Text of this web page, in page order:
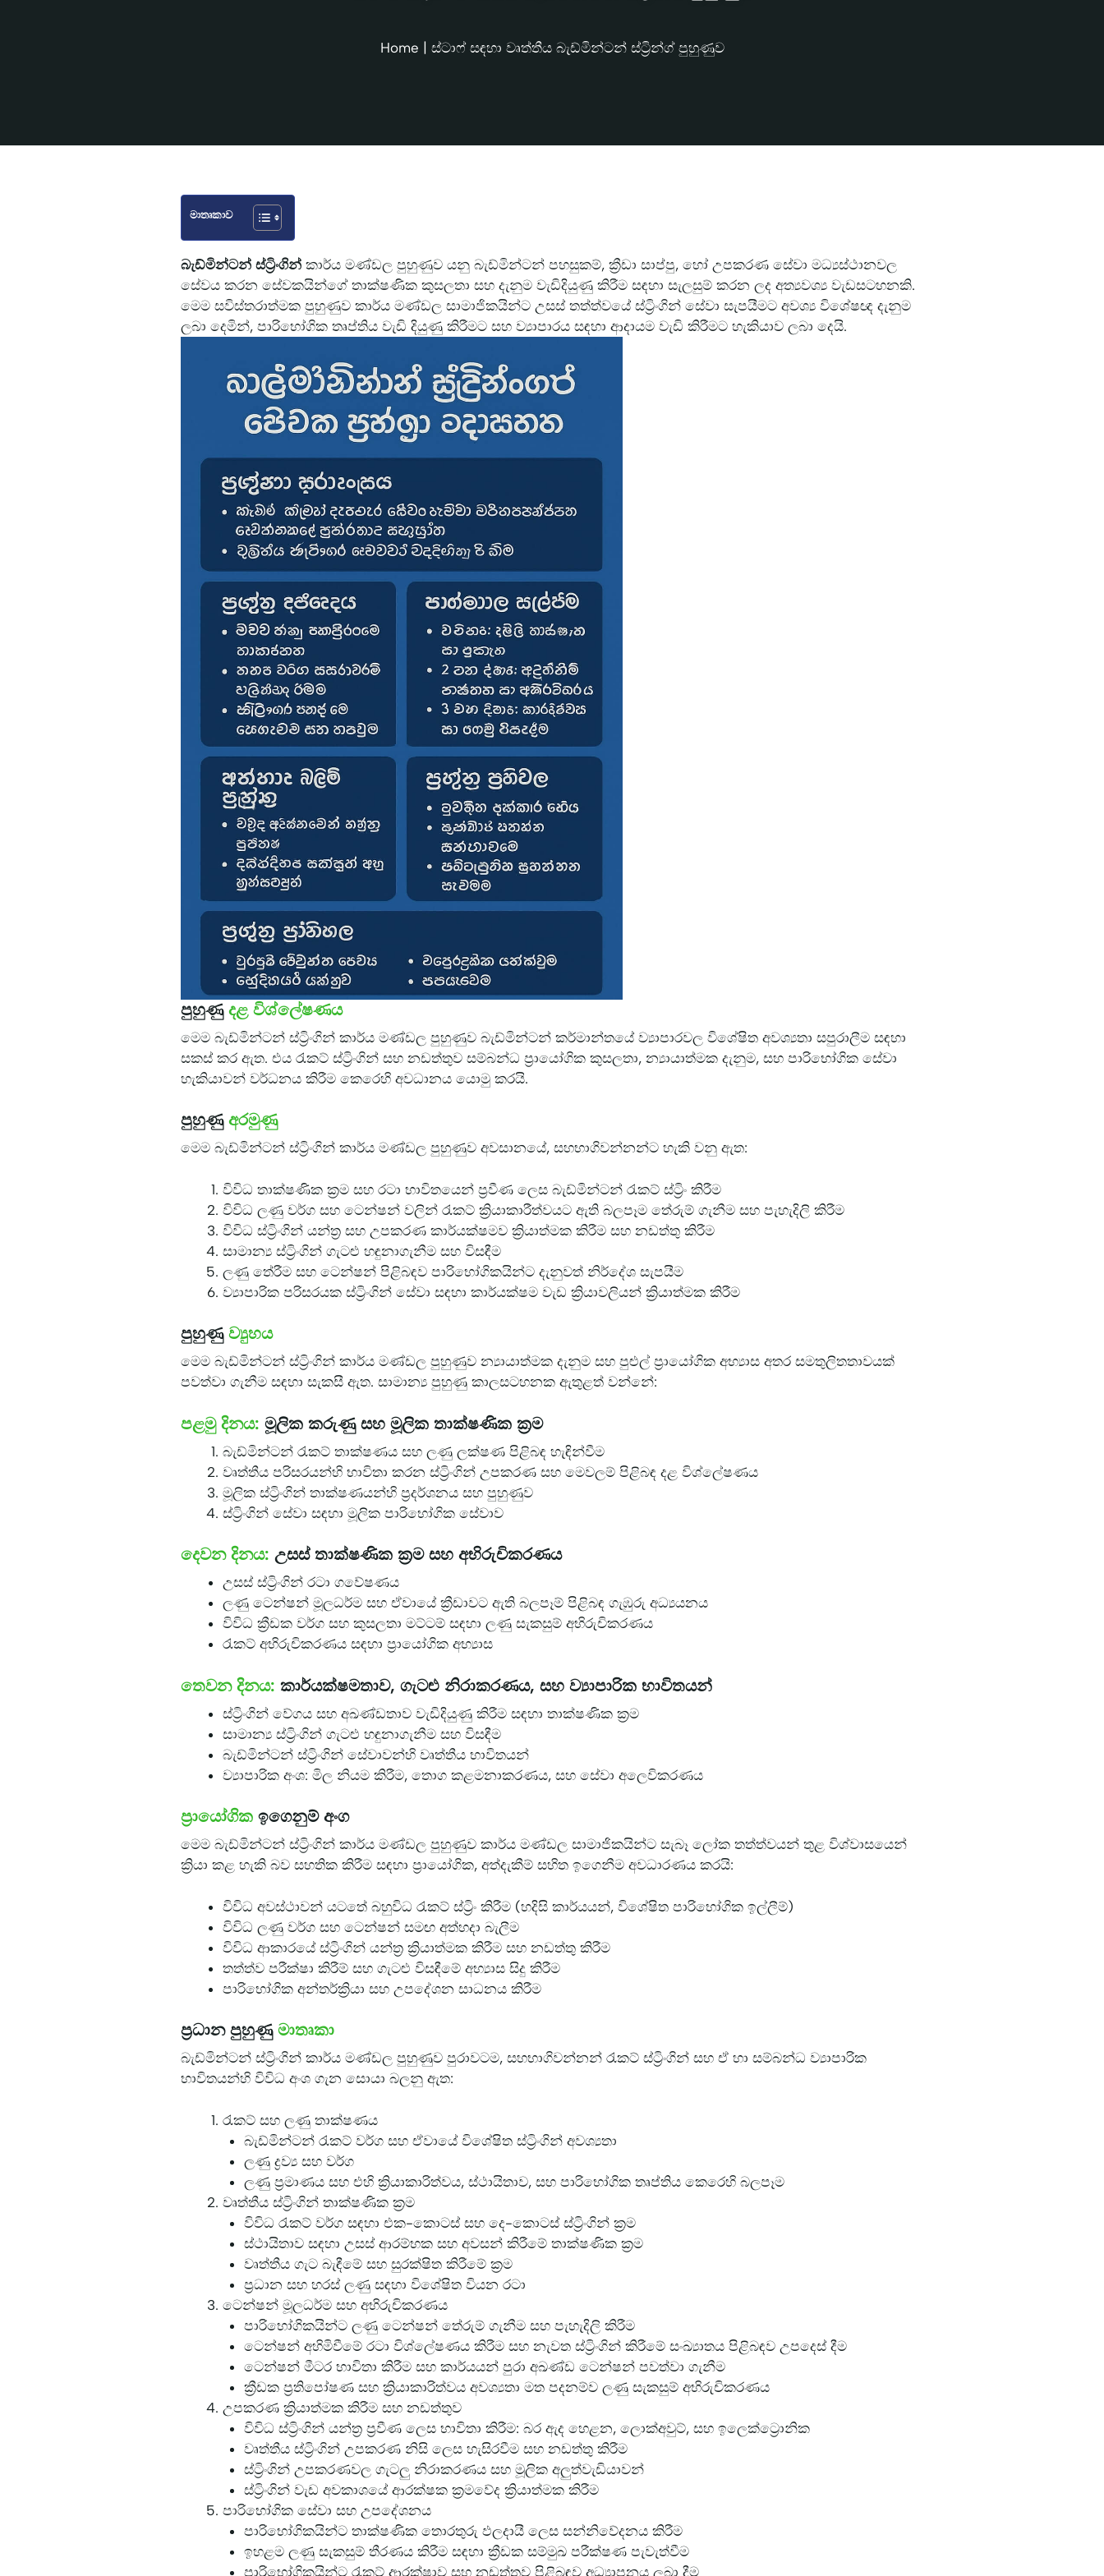
Home ස්ටාෆ් සඳහා වෘත්තීය බැඩ්මින්ටන් ස්ට්‍රින්ග් පුහුණුව
මාතෘකාව
බැඩ්මින්ටන් ස්ට්‍රිංගින් කාර්ය මණ්ඩල පුහුණුව යනු බැඩ්මින්ටන් පහසුකම්, ක්‍රීඩා සාප්පු, හෝ උපකරණ සේවා මධ්‍යස්ථානවල
සේවය කරන සේවකයින්ගේ තාක්ෂණික කුසලතා සහ දැනුම වැඩිදියුණු කිරීම සඳහා සැලසුම් කරන ලද අත්‍යවශ්‍ය වැඩසටහනකි.
මෙම සවිස්තරාත්මක පුහුණුව කාර්ය මණ්ඩල සාමාජිකයින්ට උසස් තත්ත්වයේ ස්ට්‍රිංගින් සේවා සැපයීමට අවශ්‍ය විශේෂඥ දැනුම
ලබා දෙමින්, පාරිභෝගික තෘප්තිය වැඩි දියුණු කිරීමට සහ ව්‍යාපාරය සඳහා ආදායම වැඩි කිරීමට හැකියාව ලබා දෙයි.
පුහුණු දළ විශ්ලේෂණය
මෙම බැඩ්මින්ටන් ස්ට්‍රිංගින් කාර්ය මණ්ඩල පුහුණුව බැඩ්මින්ටන් කර්මාන්තයේ ව්‍යාපාරවල විශේෂිත අවශ්‍යතා සපුරාලීම සඳහා
සකස් කර ඇත. එය රැකට් ස්ට්‍රිංගින් සහ නඩත්තුව සම්බන්ධ ප්‍රායෝගික කුසලතා, න්‍යායාත්මක දැනුම, සහ පාරිභෝගික සේවා
හැකියාවන් වර්ධනය කිරීම කෙරෙහි අවධානය යොමු කරයි.
පුහුණු අරමුණු
මෙම බැඩ්මින්ටන් ස්ට්‍රිංගින් කාර්ය මණ්ඩල පුහුණුව අවසානයේ, සහභාගිවන්නන්ට හැකි වනු ඇත:
විවිධ තාක්ෂණික ක්‍රම සහ රටා භාවිතයෙන් ප්‍රවීණ ලෙස බැඩ්මින්ටන් රැකට් ස්ට්‍රිං කිරීම
විවිධ ලණු වර්ග සහ ටෙන්ෂන් වලින් රැකට් ක්‍රියාකාරීත්වයට ඇති බලපෑම තේරුම් ගැනීම සහ පැහැදිලි කිරීම
විවිධ ස්ට්‍රිංගින් යන්ත්‍ර සහ උපකරණ කාර්යක්ෂමව ක්‍රියාත්මක කිරීම සහ නඩත්තු කිරීම
සාමාන්‍ය ස්ට්‍රිංගින් ගැටළු හඳුනාගැනීම සහ විසඳීම
ලණු තේරීම සහ ටෙන්ෂන් පිළිබඳව පාරිභෝගිකයින්ට දැනුවත් නිර්දේශ සැපයීම
ව්‍යාපාරික පරිසරයක ස්ට්‍රිංගින් සේවා සඳහා කාර්යක්ෂම වැඩ ක්‍රියාවලියන් ක්‍රියාත්මක කිරීම
පුහුණු ව්‍යුහය
මෙම බැඩ්මින්ටන් ස්ට්‍රිංගින් කාර්ය මණ්ඩල පුහුණුව න්‍යායාත්මක දැනුම සහ පුළුල් ප්‍රායෝගික අභ්‍යාස අතර සමතුලිතතාවයක්
පවත්වා ගැනීම සඳහා සැකසී ඇත. සාමාන්‍ය පුහුණු කාලසටහනක ඇතුළත් වන්නේ:
පළමු දිනය: මූලික කරුණු සහ මූලික තාක්ෂණික ක්‍රම
බැඩ්මින්ටන් රැකට් තාක්ෂණය සහ ලණු ලක්ෂණ පිළිබඳ හැඳින්වීම
වෘත්තීය පරිසරයන්හි භාවිතා කරන ස්ට්‍රිංගින් උපකරණ සහ මෙවලම් පිළිබඳ දළ විශ්ලේෂණය
මූලික ස්ට්‍රිංගින් තාක්ෂණයන්හි ප්‍රදර්ශනය සහ පුහුණුව
ස්ට්‍රිංගින් සේවා සඳහා මූලික පාරිභෝගික සේවාව
දෙවන දිනය: උසස් තාක්ෂණික ක්‍රම සහ අභිරුචිකරණය
උසස් ස්ට්‍රිංගින් රටා ගවේෂණය
ලණු ටෙන්ෂන් මූලධර්ම සහ ඒවායේ ක්‍රීඩාවට ඇති බලපෑම් පිළිබඳ ගැඹුරු අධ්‍යයනය
විවිධ ක්‍රීඩක වර්ග සහ කුසලතා මට්ටම් සඳහා ලණු සැකසුම් අභිරුචිකරණය
රැකට් අභිරුචිකරණය සඳහා ප්‍රායෝගික අභ්‍යාස
තෙවන දිනය: කාර්යක්ෂමතාව, ගැටළු නිරාකරණය, සහ ව්‍යාපාරික භාවිතයන්
ස්ට්‍රිංගින් වේගය සහ අඛණ්ඩතාව වැඩිදියුණු කිරීම සඳහා තාක්ෂණික ක්‍රම
සාමාන්‍ය ස්ට්‍රිංගින් ගැටළු හඳුනාගැනීම සහ විසඳීම
බැඩ්මින්ටන් ස්ට්‍රිංගින් සේවාවන්හි වෘත්තීය භාවිතයන්
ව්‍යාපාරික අංශ: මිල නියම කිරීම, තොග කළමනාකරණය, සහ සේවා අලෙවිකරණය
ප්‍රායෝගික ඉගෙනුම් අංග
මෙම බැඩ්මින්ටන් ස්ට්‍රිංගින් කාර්ය මණ්ඩල පුහුණුව කාර්ය මණ්ඩල සාමාජිකයින්ට සැබෑ ලෝක තත්ත්වයන් තුළ විශ්වාසයෙන්
ක්‍රියා කළ හැකි බව සහතික කිරීම සඳහා ප්‍රායෝගික, අත්දැකීම් සහිත ඉගෙනීම අවධාරණය කරයි:
විවිධ අවස්ථාවන් යටතේ බහුවිධ රැකට් ස්ට්‍රිං කිරීම (හදිසි කාර්යයන්, විශේෂිත පාරිභෝගික ඉල්ලීම්)
විවිධ ලණු වර්ග සහ ටෙන්ෂන් සමඟ අත්හදා බැලීම
විවිධ ආකාරයේ ස්ට්‍රිංගින් යන්ත්‍ර ක්‍රියාත්මක කිරීම සහ නඩත්තු කිරීම
තත්ත්ව පරීක්ෂා කිරීම් සහ ගැටළු විසඳීමේ අභ්‍යාස සිදු කිරීම
පාරිභෝගික අන්තර්ක්‍රියා සහ උපදේශන සාධනය කිරීම
ප්‍රධාන පුහුණු මාතෘකා
බැඩ්මින්ටන් ස්ට්‍රිංගින් කාර්ය මණ්ඩල පුහුණුව පුරාවටම, සහභාගිවන්නන් රැකට් ස්ට්‍රිංගින් සහ ඒ හා සම්බන්ධ ව්‍යාපාරික
භාවිතයන්හි විවිධ අංශ ගැන සොයා බලනු ඇත:
රැකට් සහ ලණු තාක්ෂණය
බැඩ්මින්ටන් රැකට් වර්ග සහ ඒවායේ විශේෂිත ස්ට්‍රිංගින් අවශ්‍යතා
ලණු ද්‍රව්‍ය සහ වර්ග
ලණු ප්‍රමාණය සහ එහි ක්‍රියාකාරිත්වය, ස්ථායිතාව, සහ පාරිභෝගික තෘප්තිය කෙරෙහි බලපෑම
වෘත්තීය ස්ට්‍රිංගින් තාක්ෂණික ක්‍රම
විවිධ රැකට් වර්ග සඳහා එක-කොටස් සහ දෙ-කොටස් ස්ට්‍රිංගින් ක්‍රම
ස්ථායිතාව සඳහා උසස් ආරම්භක සහ අවසන් කිරීමේ තාක්ෂණික ක්‍රම
වෘත්තීය ගැට බැඳීමේ සහ සුරක්ෂිත කිරීමේ ක්‍රම
ප්‍රධාන සහ හරස් ලණු සඳහා විශේෂිත වියන රටා
ටෙන්ෂන් මූලධර්ම සහ අභිරුචිකරණය
පාරිභෝගිකයින්ට ලණු ටෙන්ෂන් තේරුම් ගැනීම සහ පැහැදිලි කිරීම
ටෙන්ෂන් අහිමිවීමේ රටා විශ්ලේෂණය කිරීම සහ නැවත ස්ට්‍රිංගින් කිරීමේ සංඛ්‍යාතය පිළිබඳව උපදෙස් දීම
ටෙන්ෂන් මීටර භාවිතා කිරීම සහ කාර්යයන් පුරා අඛණ්ඩ ටෙන්ෂන් පවත්වා ගැනීම
ක්‍රීඩක ප්‍රතිපෝෂණ සහ ක්‍රියාකාරිත්වය අවශ්‍යතා මත පදනම්ව ලණු සැකසුම් අභිරුචිකරණය
උපකරණ ක්‍රියාත්මක කිරීම සහ නඩත්තුව
විවිධ ස්ට්‍රිංගින් යන්ත්‍ර ප්‍රවීණ ලෙස භාවිතා කිරීම: බර ඇද හෙළන, ලොක්අවුට්, සහ ඉලෙක්ට්‍රොනික
වෘත්තීය ස්ට්‍රිංගින් උපකරණ නිසි ලෙස හැසිරවීම සහ නඩත්තු කිරීම
ස්ට්‍රිංගින් උපකරණවල ගැටලු නිරාකරණය සහ මූලික අලුත්වැඩියාවන්
ස්ට්‍රිංගින් වැඩ අවකාශයේ ආරක්ෂක ක්‍රමවේද ක්‍රියාත්මක කිරීම
පාරිභෝගික සේවා සහ උපදේශනය
පාරිභෝගිකයින්ට තාක්ෂණික තොරතුරු ඵලදායී ලෙස සන්නිවේදනය කිරීම
ඉහළම ලණු සැකසුම් තීරණය කිරීම සඳහා ක්‍රීඩක සම්මුඛ පරීක්ෂණ පැවැත්වීම
පාරිභෝගිකයින්ට රැකට් ආරක්ෂාව සහ නඩත්තුව පිළිබඳව අධ්‍යාපනය ලබා දීම